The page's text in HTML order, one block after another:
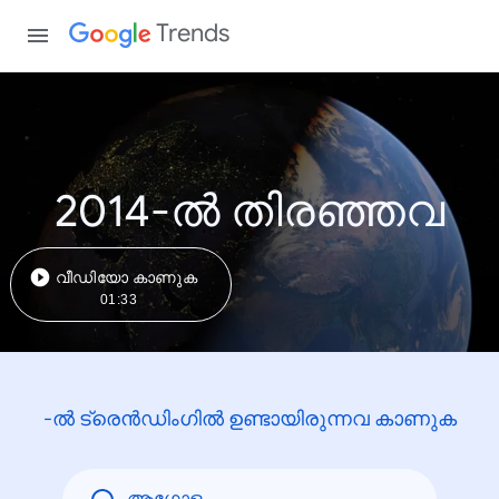
Trends
2014-ൽ തിരഞ്ഞവ
വീഡിയോ കാണുക
01:33
-ൽ ട്രെൻഡിംഗിൽ ഉണ്ടായിരുന്നവ കാണുക